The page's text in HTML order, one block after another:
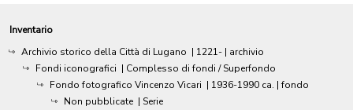
Inventario
Archivio storico della Città di Lugano | 1221- | archivio
Fondi iconografici | Complesso di fondi / Superfondo
Fondo fotografico Vincenzo Vicari | 1936-1990 ca. | fondo
Non pubblicate | Serie